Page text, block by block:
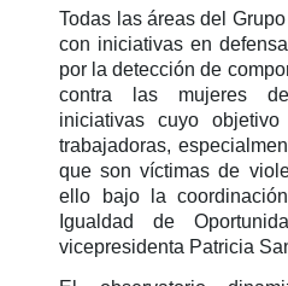
Todas las áreas del
con iniciativas en
por la detección de
contra las mujeres
iniciativas cuyo
trabajadoras,
que son víctimas de
ello bajo la
Igualdad de
vicepresidenta Patricia